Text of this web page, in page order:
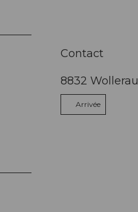
Contact
8832 Wollerau
Arrivée